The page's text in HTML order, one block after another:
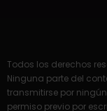
Todos los derechos
Ninguna parte del
transmitirse por
permiso previo por